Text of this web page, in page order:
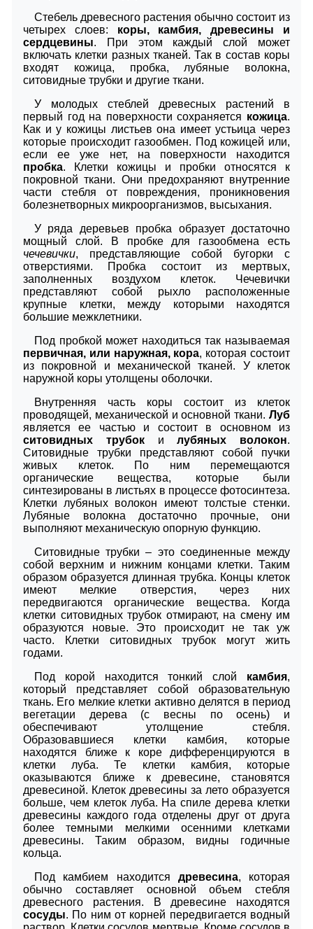
Стебель древесного растения обычно состоит из
четырех слоев: коры, камбия, древесины и
сердцевины. При этом каждый слой может
включать клетки разных тканей. Так в состав коры
входят кожица, пробка, лубяные волокна,
ситовидные трубки и другие ткани.
У молодых стеблей древесных растений в
первый год на поверхности сохраняется кожица.
Как и у кожицы листьев она имеет устьица через
которые происходит газообмен. Под кожицей или,
если ее уже нет, на поверхности находится
пробка. Клетки кожицы и пробки относятся к
покровной ткани. Они предохраняют внутренние
части стебля от повреждения, проникновения
болезнетворных микроорганизмов, высыхания.
У ряда деревьев пробка образует достаточно
мощный слой. В пробке для газообмена есть
чечевички, представляющие собой бугорки с
отверстиями. Пробка состоит из мертвых,
заполненных воздухом клеток. Чечевички
представляют собой рыхло расположенные
крупные клетки, между которыми находятся
большие межклетники.
Под пробкой может находиться так называемая
первичная, или наружная, кора, которая состоит
из покровной и механической тканей. У клеток
наружной коры утолщены оболочки.
Внутренняя часть коры состоит из клеток
проводящей, механической и основной ткани. Луб
является ее частью и состоит в основном из
ситовидных трубокилубяных волокон.
Ситовидные трубки представляют собой пучки
живых клеток. По ним перемещаются
органические вещества, которые были
синтезированы в листьях в процессе фотосинтеза.
Клетки лубяных волокон имеют толстые стенки.
Лубяные волокна достаточно прочные, они
выполняют механическую опорную функцию.
Ситовидные трубки ‒ это соединенные между
собой верхним и нижним концами клетки. Таким
образом образуется длинная трубка. Концы клеток
имеют мелкие отверстия, через них
передвигаются органические вещества. Когда
клетки ситовидных трубок отмирают, на смену им
образуются новые. Это происходит не так уж
часто. Клетки ситовидных трубок могут жить
годами.
Под корой находится тонкий слой камбия,
который представляет собой образовательную
ткань. Его мелкие клетки активно делятся в период
вегетации дерева (с весны по осень) и
обеспечивают утолщение стебля.
Образовавшиеся клетки камбия, которые
находятся ближе к коре дифференцируются в
клетки луба. Те клетки камбия, которые
оказываются ближе к древесине, становятся
древесиной. Клеток древесины за лето образуется
больше, чем клеток луба. На спиле дерева клетки
древесины каждого года отделены друг от друга
более темными мелкими осенними клетками
древесины. Таким образом, видны годичные
кольца.
Под камбием находится древесина, которая
обычно составляет основной объем стебля
древесного растения. В древесине находятся
сосуды. По ним от корней передвигается водный